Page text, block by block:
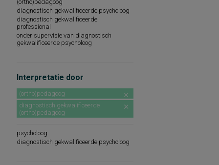
(ortho)pedagoog
diagnostisch gekwalificeerde psycholoog
diagnostisch gekwalificeerde
professional
onder supervisie van diagnostisch
gekwalificeerde psycholoog
Interpretatie door
(ortho)pedagoog
diagnostisch gekwalificeerde
(ortho)pedagoog
psycholoog
diagnostisch gekwalificeerde psycholoog